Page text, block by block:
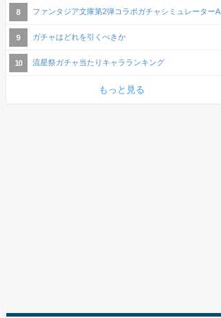
ファンタジア文庫第2弾コラボガチャシミュレーターA
ガチャはどれを引くべきか
流星祭ガチャ当たりキャラランキング
もっと見る